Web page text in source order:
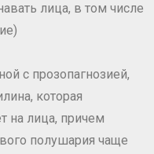
лица, в том числе
с прозопагнозией,
которая
на лица, причем
полушария чаще